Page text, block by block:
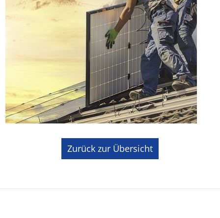
Zurück zur Übersicht